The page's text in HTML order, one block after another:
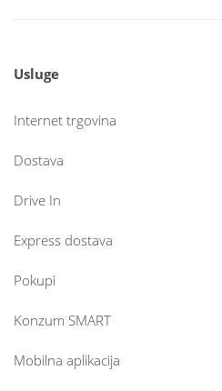
Usluge
Internet trgovina
Dostava
Drive In
Express dostava
Pokupi
Konzum SMART
Mobilna aplikacija